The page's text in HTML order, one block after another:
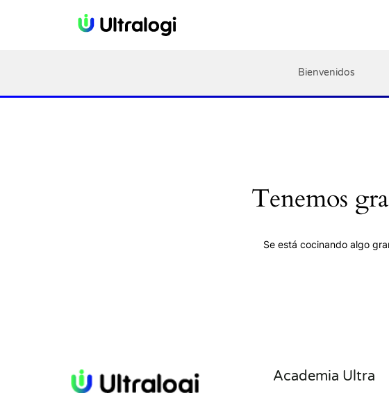
Bienvenidos
Tenemos
Se está cocinando algo
Academia Ultra